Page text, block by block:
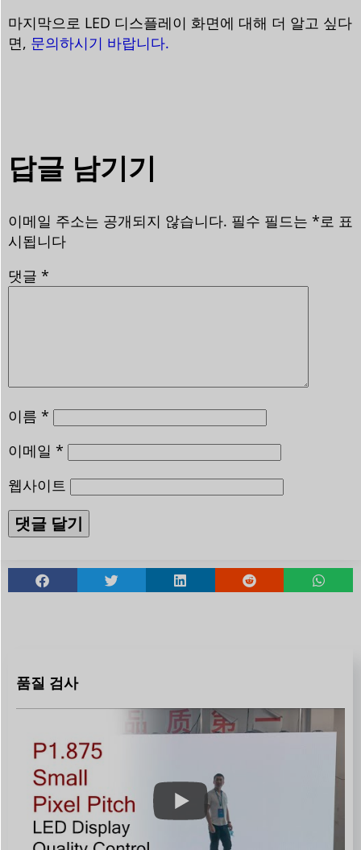
마지막으로 LED 디스플레이 화면에 대해 더 알고 싶다
면, 문의하시기 바랍니다.
답글 남기기
이메일 주소는 공개되지 않습니다. 필수 필드는 *로 표
시됩니다
댓글 *
이름 *
이메일 *
웹사이트
품질 검사